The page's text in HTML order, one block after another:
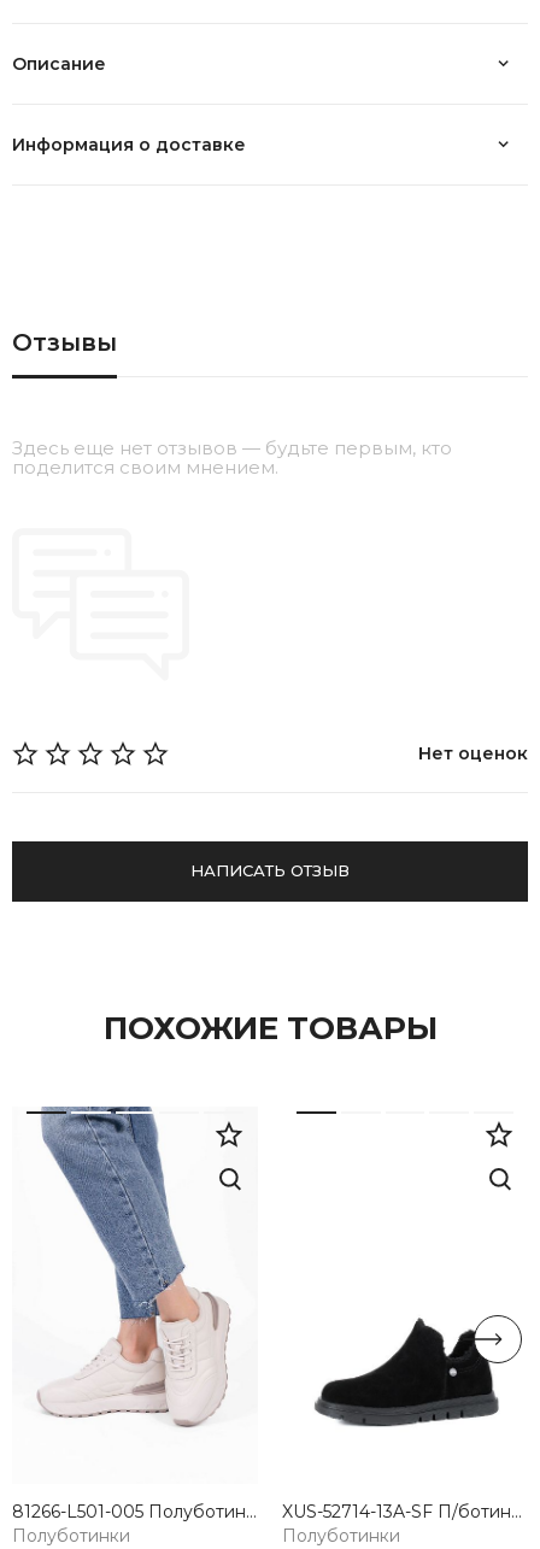
Описание
Информация о доставке
Отзывы
Здесь еще нет отзывов — будьте первым, кто
поделится своим мнением.
Нет оценок
НАПИСАТЬ ОТЗЫВ
ПОХОЖИЕ ТОВАРЫ
81266-L501-005 Полуботинки женские натуральная кожа бежевый 365
Полуботинки
XUS-52714-13A-SF П/ботинки женские натуральная кожа черный Madella
Полуботинки